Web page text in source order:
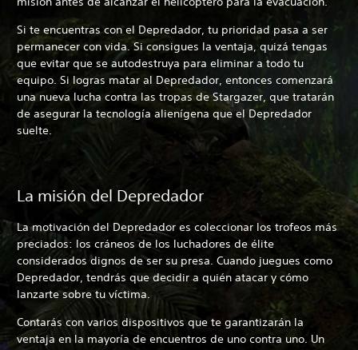
Si te encuentras con el Depredador, tu prioridad pasa a ser
permanecer con vida. Si consigues la ventaja, quizá tengas
que evitar que se autodestruya para eliminar a todo tu
equipo. Si logras matar al Depredador, entonces comenzará
una nueva lucha contra las tropas de Stargazer, que tratarán
de asegurar la tecnología alienígena que el Depredador
suelte.
La misión del Depredador
La motivación del Depredador es coleccionar los trofeos más
preciados: los cráneos de los luchadores de élite
considerados dignos de ser su presa. Cuando juegues como
Depredador, tendrás que decidir a quién atacar y cómo
lanzarte sobre tu víctima.
Contarás con varios dispositivos que te garantizarán la
ventaja en la mayoría de encuentros de uno contra uno. Un